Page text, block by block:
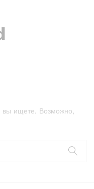
вы ищете. Возможно,